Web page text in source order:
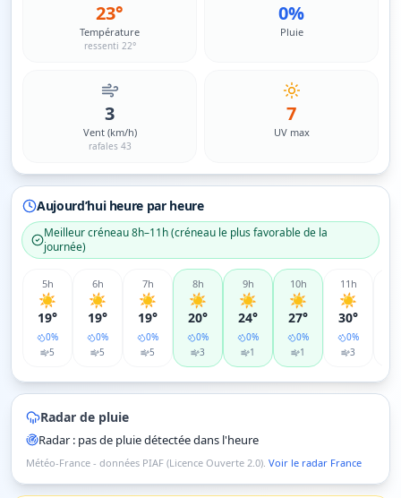
23°
Température
ressenti 22°
0%
Pluie
3
Vent (km/h)
rafales 43
7
UV max
Aujourd’hui heure par heure
Meilleur créneau8h–11h(créneau le plus favorable de la
journée)
5h
☀️
19°
0%
5
6h
☀️
19°
0%
5
7h
☀️
19°
0%
5
8h
☀️
20°
0%
3
9h
☀️
24°
0%
1
10h
☀️
27°
0%
1
11 h
☀️
30°
0%
3
Radar de pluie
Radar : pas de pluie détectée dans l'heure
Météo-France - données PIAF (Licence Ouverte 2.0). Voir le radar France